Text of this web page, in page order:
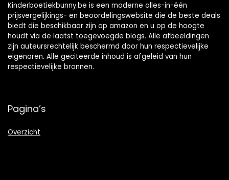
Kinderboetiekbunny.be is een moderne alles-in-één
prijsvergelijkings- en beoordelingswebsite die de beste deals
biedt die beschikbaar zijn op amazon en u op de hoogte
houdt via de laatst toegevoegde blogs. Alle afbeeldingen
zijn auteursrechtelijk beschermd door hun respectievelijke
eigenaren. Alle geciteerde inhoud is afgeleid van hun
respectievelijke bronnen.
Pagina’s
Overzicht